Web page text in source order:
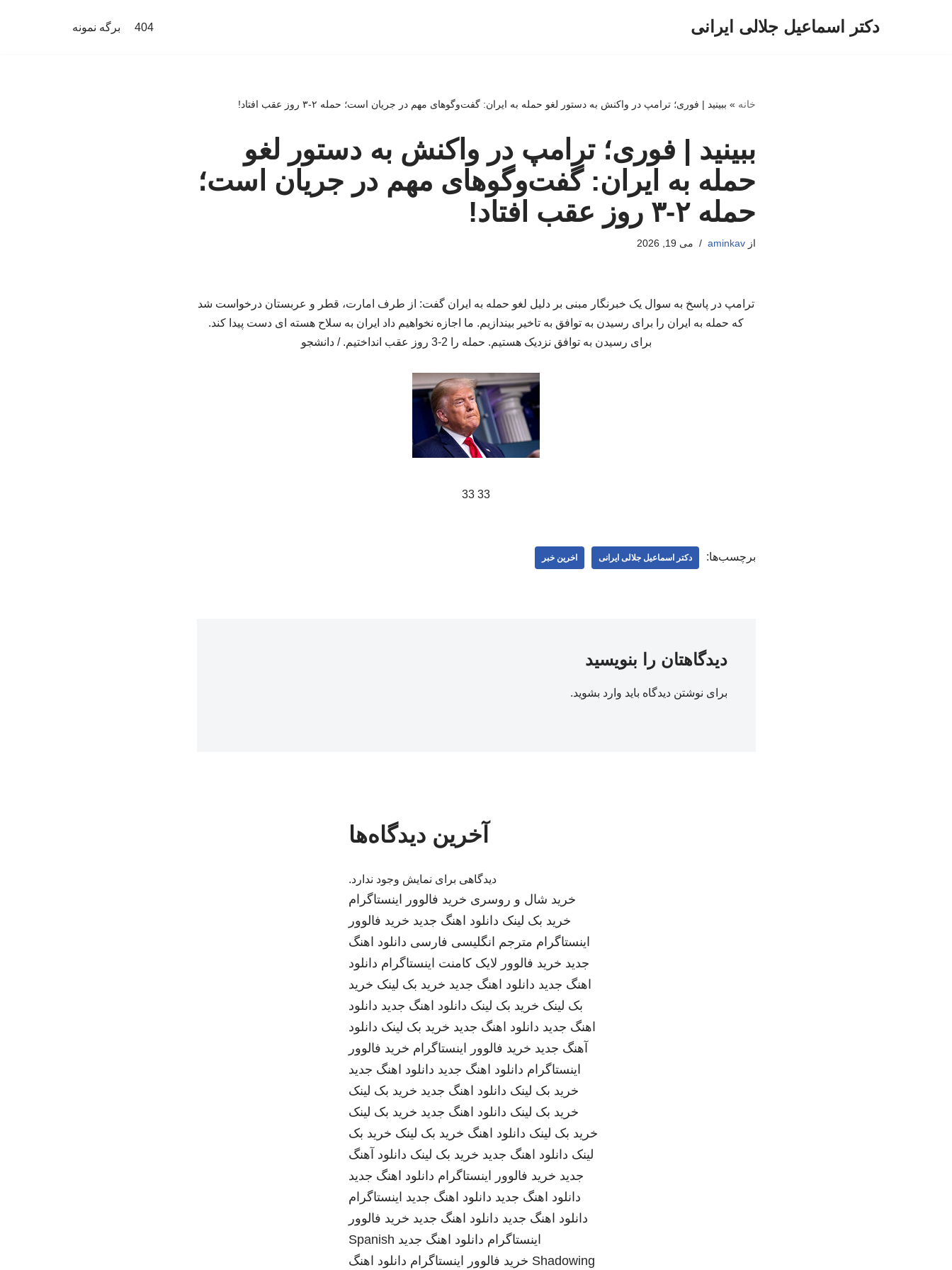
دکتر اسماعیل جلالی ایرانی 404 برگه نمونه
خانه » ببینید | فوری؛ ترامپ در واکنش به دستور لغو حمله به ایران: گفت‌وگوهای مهم در جریان است؛ حمله ۲-۳ روز عقب افتاد!
ببینید | فوری؛ ترامپ در واکنش به دستور لغو
حمله به ایران: گفت‌وگوهای مهم در جریان است؛
حمله ۲-۳ روز عقب افتاد!
ازaminkav می 19, 2026
ترامپ در پاسخ به سوال یک خبرنگار مبنی بر دلیل لغو حمله به ایران گفت: از طرف امارت، قطر و عربستان درخواست شد
که حمله به ایران را برای رسیدن به توافق به تاخیر بیندازیم. ما اجازه نخواهیم داد ایران به سلاح هسته ای دست پیدا کند.
برای رسیدن به توافق نزدیک هستیم. حمله را 2-3 روز عقب انداختیم. / دانشجو
33 33
برچسب‌ها: دکتر اسماعیل جلالی ایرانی اخرین خبر
دیدگاهتان را بنویسید
برای نوشتن دیدگاه باید وارد بشوید.
آخرین دیدگاه‌ها
دیدگاهی برای نمایش وجود ندارد.
خرید شال و روسری خرید فالوور اینستاگرام
خرید بک لینک دانلود اهنگ جدید خرید فالوور
اینستاگرام مترجم انگلیسی فارسی دانلود اهنگ
جدید خرید فالوور لایک کامنت اینستاگرام دانلود
اهنگ جدید دانلود اهنگ جدید خرید بک لینک خرید
بک لینک خرید بک لینک دانلود اهنگ جدید دانلود
اهنگ جدید دانلود اهنگ جدید خرید بک لینک دانلود
آهنگ جدید خرید فالوور اینستاگرام خرید فالوور
اینستاگرام دانلود اهنگ جدید دانلود اهنگ جدید
خرید بک لینک دانلود اهنگ جدید خرید بک لینک
خرید بک لینک دانلود اهنگ جدید خرید بک لینک
خرید بک لینک دانلود اهنگ خرید بک لینک خرید بک
لینک دانلود اهنگ جدید خرید بک لینک دانلود آهنگ
جدید خرید فالوور اینستاگرام دانلود اهنگ جدید
دانلود اهنگ جدید دانلود اهنگ جدید اینستاگرام
دانلود اهنگ جدید دانلود اهنگ جدید خرید فالوور
اینستاگرام دانلود اهنگ جدید Spanish
Shadowing خرید فالوور اینستاگرام دانلود اهنگ